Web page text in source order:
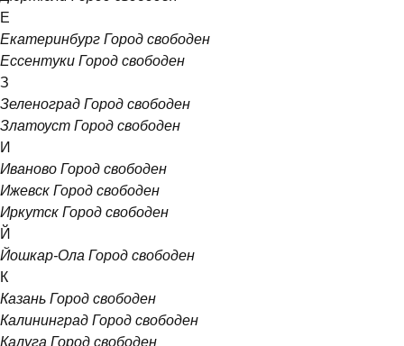
Е
Екатеринбург Город свободен
Ессентуки Город свободен
З
Зеленоград Город свободен
Златоуст Город свободен
И
Иваново Город свободен
Ижевск Город свободен
Иркутск Город свободен
Й
Йошкар-Ола Город свободен
К
Казань Город свободен
Калининград Город свободен
Калуга Город свободен